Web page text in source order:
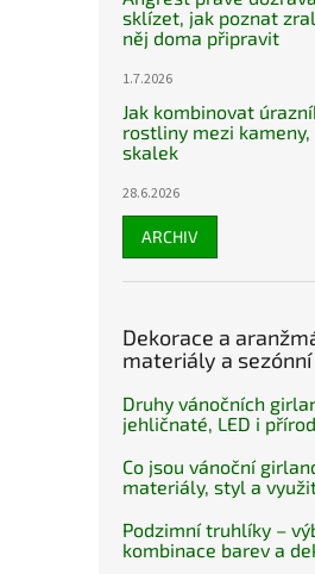
sklízet, jak poznat
něj doma připravit
1.7.2026
Jak kombinovat
rostliny mezi
skalek
28.6.2026
ARCHIV
Dekorace a
materiály a
Druhy vánočních
jehličnaté, LED i
Co jsou vánoční
materiály, styl a
Podzimní truhlíky –
kombinace barev a